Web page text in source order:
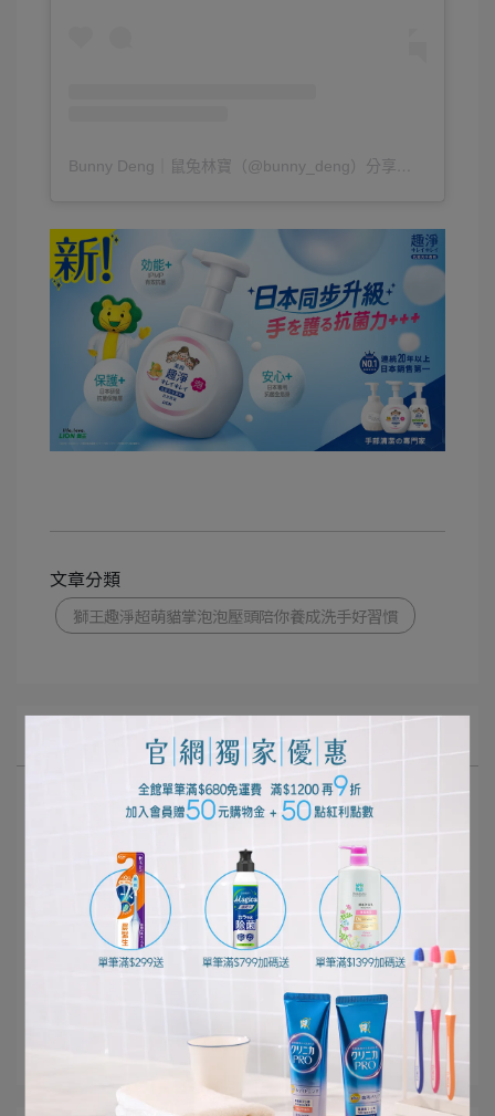
文章分類
獅王趣淨超萌貓掌泡泡壓頭陪你養成洗手好習慣
口腔清潔護理
居家清潔打掃
寵物健康生活
影音專區